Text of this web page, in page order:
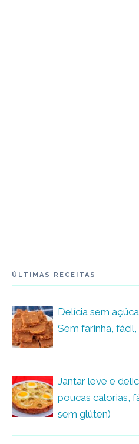
ÚLTIMAS RECEITAS
Delícia sem
Sem farinha,
Jantar leve e
poucas calorias,
sem glúten)